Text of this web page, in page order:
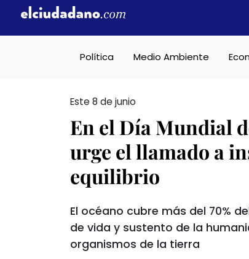
Política Medio Ambiente
Este 8 de junio
En el Día Mundial
urge el llamado a
equilibrio
El océano cubre más del 70%
de vida y sustento de la
organismos de la tierra